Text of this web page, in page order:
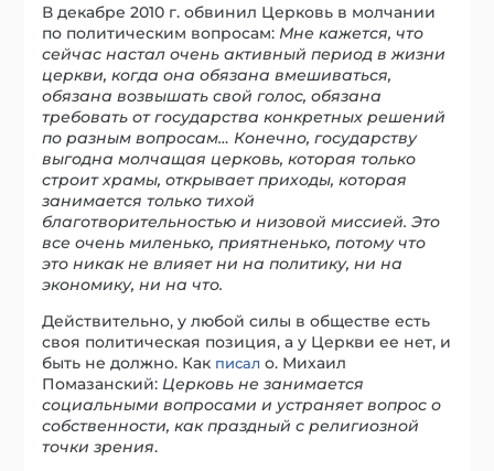
В декабре 2010 г. обвинил Церковь в молчании
по политическим вопросам: Мне кажется, что
сейчас настал очень активный период в жизни
церкви, когда она обязана вмешиваться,
обязана возвышать свой голос, обязана
требовать от государства конкретных решений
по разным вопросам… Конечно, государству
выгодна молчащая церковь, которая только
строит храмы, открывает приходы, которая
занимается только тихой
благотворительностью и низовой миссией. Это
все очень миленько, приятненько, потому что
это никак не влияет ни на политику, ни на
экономику, ни на что.
Действительно, у любой силы в обществе есть
своя политическая позиция, а у Церкви ее нет, и
быть не должно. Как писал о. Михаил
Помазанский: Церковь не занимается
социальными вопросами и устраняет вопрос о
собственности, как праздный с религиозной
точки зрения.